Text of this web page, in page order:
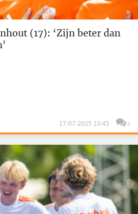
(17): ‘Zijn beter dan
17-07-2025 10:45 4